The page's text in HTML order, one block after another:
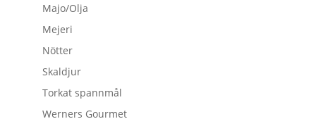
Majo/Olja
Mejeri
Nötter
Skaldjur
Torkat spannmål
Werners Gourmet